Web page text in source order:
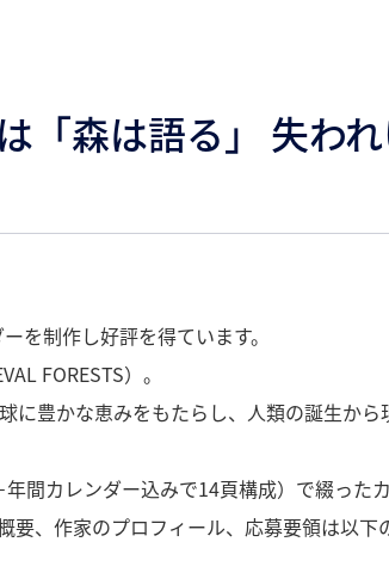
「森は語る」 失わ
を制作し好評を得ています。
FORESTS）。
に豊かな恵みをもたらし、人類の誕生か
間カレンダー込みで14頁構成）で綴ったカ
、作家のプロフィール、応募要領は以下